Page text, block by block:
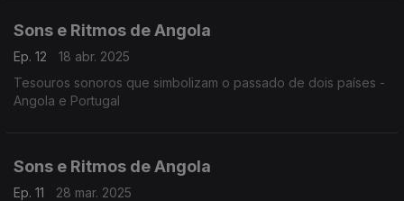
Sons e Ritmos de Angola
Ep. 12
18 abr. 2025
Tesouros sonoros que simbolizam o passado de dois países -
Angola e Portugal
Sons e Ritmos de Angola
Ep. 11
28 mar. 2025